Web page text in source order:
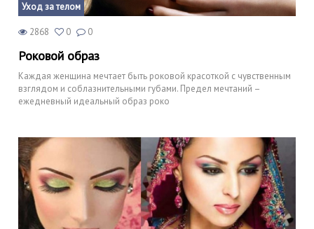
Уход за телом
2868 0 0
Роковой образ
Каждая женщина мечтает быть роковой красоткой с чувственным
взглядом и соблазнительными губами. Предел мечтаний –
ежедневный идеальный образ роко